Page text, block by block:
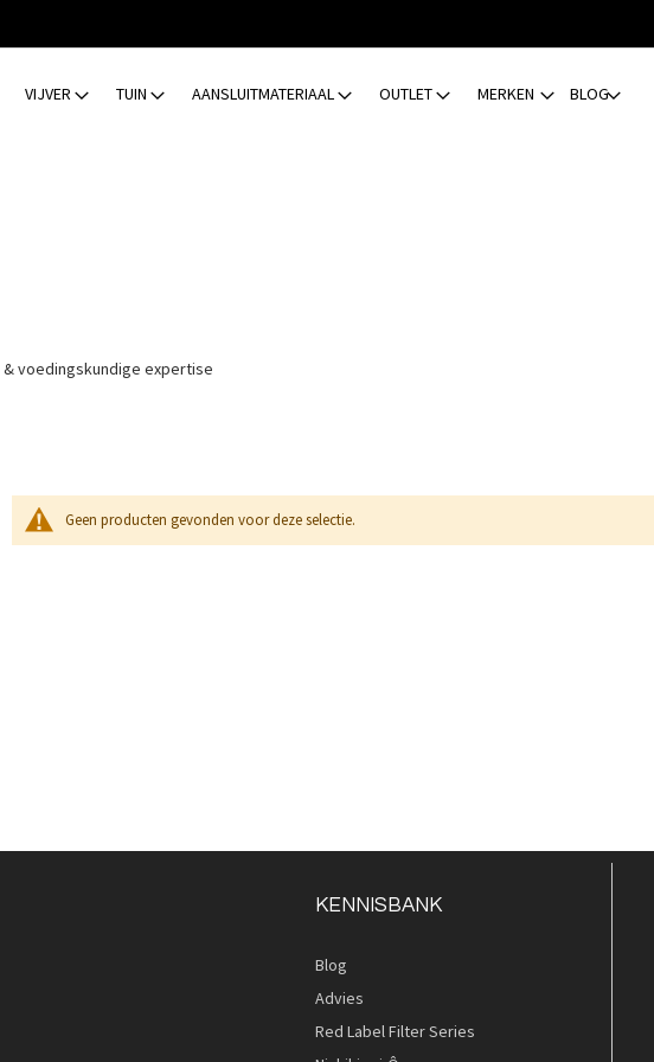
VIJVER TUIN AANSLUITMATERIAAL OUTLET MERKEN BLOG
voedingskundige expertise
Geen producten gevonden voor deze selectie.
KENNISBANK
Blog
Advies
Red Label Filter Series